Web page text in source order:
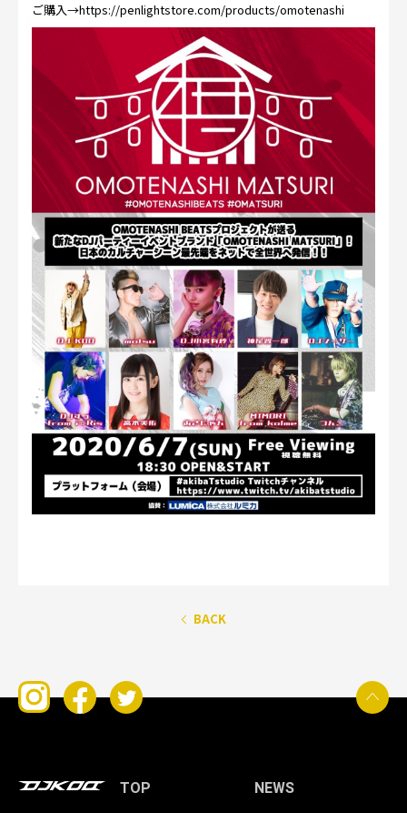
ご購入→https://penlightstore.com/products/omotenashi
BACK
TOP NEWS